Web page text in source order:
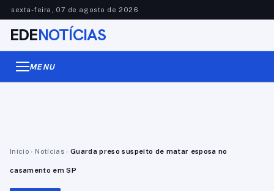
sexta-feira, 07 de agosto de 2026
EDENOTÍCIAS
MENU
Início › Notícias › Guarda preso suspeito de matar esposa no
casamento em SP